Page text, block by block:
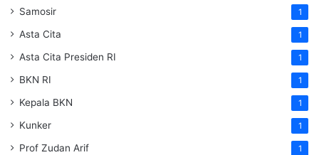
Samosir 1
Asta Cita 1
Asta Cita Presiden RI 1
BKN RI 1
Kepala BKN 1
Kunker 1
Prof Zudan Arif 1